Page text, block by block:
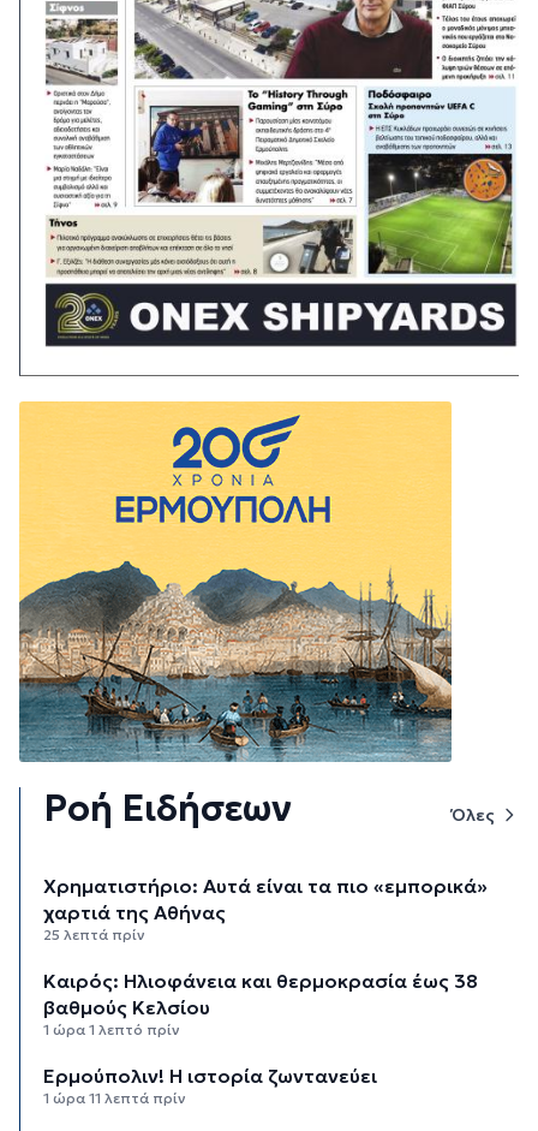
Ροή Ειδήσεων Όλες
Χρηματιστήριο: Αυτά είναι τα πιο «εμπορικά»
χαρτιά της Αθήνας
25 λεπτά πρίν
Καιρός: Ηλιοφάνεια και θερμοκρασία έως 38
βαθμούς Κελσίου
1 ώρα 1 λεπτό πρίν
Ερμούπολιν! Η ιστορία ζωντανεύει
1 ώρα 11 λεπτά πρίν